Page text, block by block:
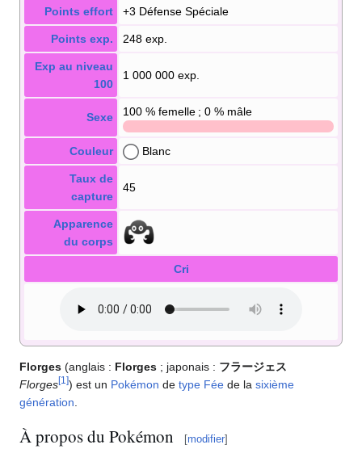
Points effort +3 Défense Spéciale
Points exp. 248 exp.
Exp au niveau
100
1 000 000 exp.
Sexe 100 % femelle ; 0 % mâle
Couleur Blanc
Taux de
capture
45
Apparence
du corps
Cri
Florges (anglais : Florges ; japonais : フラージェス
Florges[1 ]) est un Pokémon de type Fée de la sixième
génération
À propos du Pokémon [modifier]